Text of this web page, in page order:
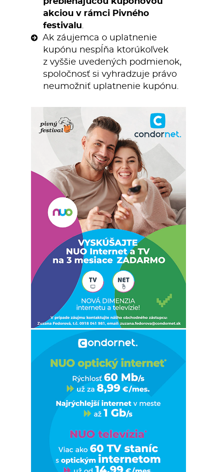
akciou v rámci Pivného
festivalu.
Ak záujemca o uplatnenie
kupónu nespĺňa ktorúkoľvek
z vyššie uvedených podmienok,
spoločnosť si vyhradzuje právo
neumožniť uplatnenie kupónu.